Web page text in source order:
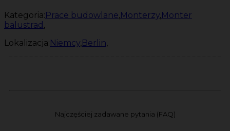
Kategoria:Prace budowlane,Monterzy,Monter
balustrad ,
Lokalizacja:Niemcy,Berlin,
Najczęściej zadawane pytania (FAQ)